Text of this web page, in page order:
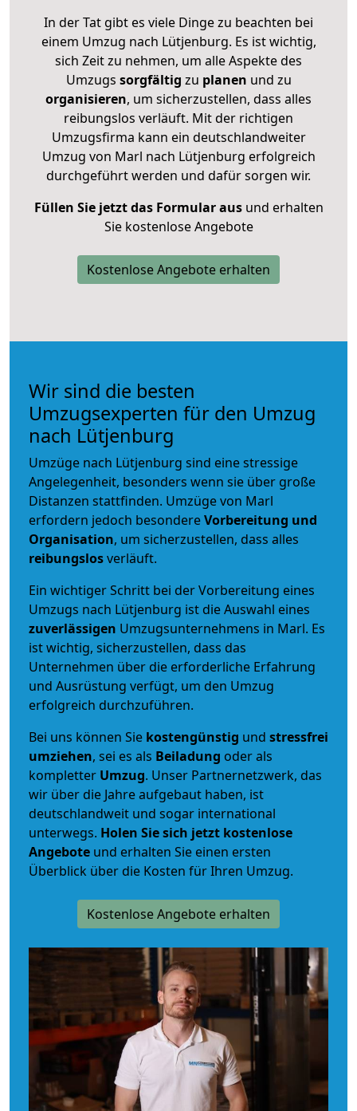
In der Tat gibt es viele Dinge zu beachten bei
einem Umzug nach Lütjenburg. Es ist wichtig,
sich Zeit zu nehmen, um alle Aspekte des
Umzugs sorgfältig zu planen und zu
organisieren, um sicherzustellen, dass alles
reibungslos verläuft. Mit der richtigen
Umzugsfirma kann ein deutschlandweiter
Umzug von Marl nach Lütjenburg erfolgreich
durchgeführt werden und dafür sorgen wir.
Füllen Sie jetzt das Formular ausund erhalten
Sie kostenlose Angebote
Kostenlose Angebote erhalten
Wir sind die besten
Umzugsexperten für den Umzug
nach Lütjenburg
Umzüge nach Lütjenburg sind eine stressige
Angelegenheit, besonders wenn sie über große
Distanzen stattfinden. Umzüge von Marl
erfordern jedoch besondereVorbereitung und
Organisation, um sicherzustellen, dass alles
reibungslosverläuft.
Ein wichtiger Schritt bei der Vorbereitung eines
Umzugs nach Lütjenburg ist die Auswahl eines
zuverlässigen Umzugsunternehmens in Marl. Es
ist wichtig, sicherzustellen, dass das
Unternehmen über die erforderliche Erfahrung
und Ausrüstung verfügt, um den Umzug
erfolgreich durchzuführen.
Bei uns können Sie kostengünstig und stressfrei
umziehen, sei es als Beiladung oder als
kompletter Umzug. Unser Partnernetzwerk, das
wir über die Jahre aufgebaut haben, ist
deutschlandweit und sogar international
unterwegs. Holen Sie sich jetzt kostenlose
Angebote und erhalten Sie einen ersten
Überblick über die Kosten für Ihren Umzug.
Kostenlose Angebote erhalten